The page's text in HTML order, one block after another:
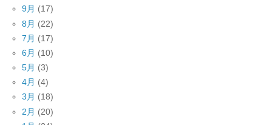
9月 (17)
8月 (22)
7月 (17)
6月 (10)
5月 (3)
4月 (4)
3月 (18)
2月 (20)